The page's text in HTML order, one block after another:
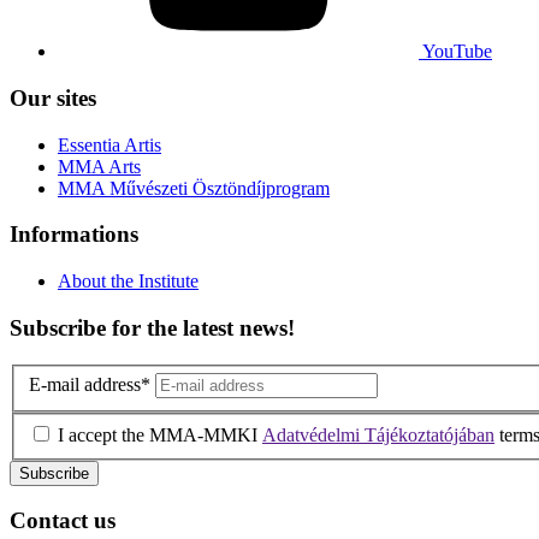
YouTube
Our sites
Essentia Artis
MMA Arts
MMA Művészeti Ösztöndíjprogram
Informations
About the Institute
Subscribe for the latest news!
E-mail address*
I accept the MMA-MMKI Adatvédelmi Tájékoztatójában
Contact us